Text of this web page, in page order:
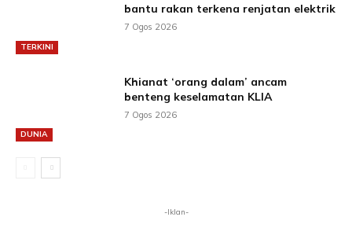
TERKINI
bantu rakan terkena renjatan elektrik
7 Ogos 2026
DUNIA
Khianat ‘orang dalam’ ancam
benteng keselamatan KLIA
7 Ogos 2026
-Iklan-